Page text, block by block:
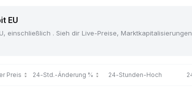
EU
einschließlich . Sieh dir Live-Preise,
Preis 24-Std.-Änderung % 24-Stunden-Hoch